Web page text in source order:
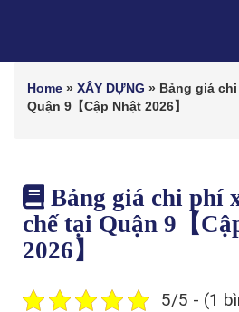
Home » XÂY DỰNG » Bảng giá
Quận 9【Cập Nhật 2026】
Bảng giá chi phí
chế tại Quận 9【
2026】
5/5 - (1